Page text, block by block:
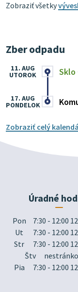
Zobraziť všetky
Zber odpadu
Sklo
11. AUG
UTOROK
17. AUG
PONDELOK
Zobraziť celý
Úradné
Pon
7:30 - 12:00
Ut
7:30 - 12:00
Str
7:30 - 12:00
Štv
Pia
7:30 - 12:00